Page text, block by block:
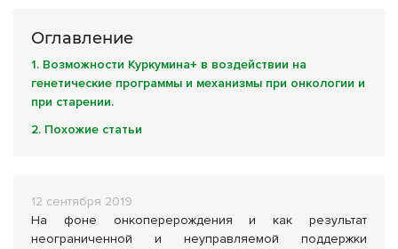
12 сентября 2019
На фоне онкоперерождения и как результат
неограниченной и неуправляемой поддержки
Оглавление
1. Возможности Куркумина+ в воздействии на
генетические программы и механизмы при онкологии и
при старении.
2. Похожие статьи